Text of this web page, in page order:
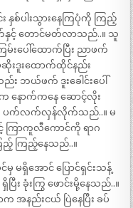
စ်ပါးသွားနေကြပုံကို ကြည့်
နှင့် တောင်မတ်လာသည်..။ သူ
းပေါ်ထောက်ပြီး ညာဖက်
ဆိုးဒူးထောက်ထိုင်နည်း
ဘယ်ဖက် ဒူးခေါင်းပေါ်
နောက်ကနေ ဆောင့်လိုး
ကို ပက်လက်လှန်လိုက်သည်..။ မ
င့် ကြာကူလီကောင်ကို ရာဂ
ည့် ကြည့်နေသည်..။
မရှိအောင် ပြောင်ရှင်းသန့်
ြီး ခုံးကြွ ဖောင်းမို့နေသည်..။
အနည်းငယ် ပြဲနေပြီး ခပ်